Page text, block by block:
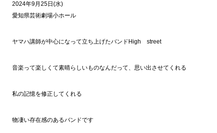
2024年9月25日(水)
愛知県芸術劇場小ホール
ヤマハ講師が中心になって立ち上げたバンドHigh street
音楽って楽しくて素晴らしいものなんだって、思い出させてくれる
私の記憶を修正してくれる
物凄い存在感のあるバンドです